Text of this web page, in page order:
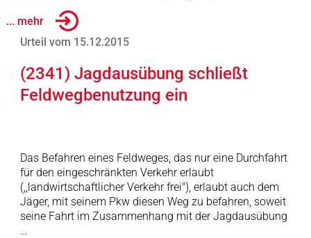
... mehr
Urteil vom 15.12.2015
(2341) Jagdausübung schließt
Feldwegbenutzung ein
Das Befahren eines Feldweges, das nur eine Durchfahrt
für den eingeschränkten Verkehr erlaubt
(,,landwirtschaftlicher Verkehr frei"), erlaubt auch dem
Jäger, mit seinem Pkw diesen Weg zu befahren, soweit
seine Fahrt im Zusammenhang mit der Jagdausübung
…